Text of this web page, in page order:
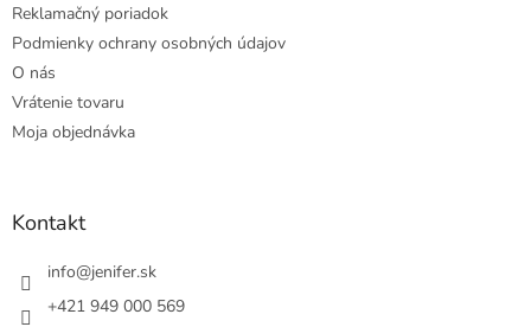
Reklamačný poriadok
Podmienky ochrany osobných údajov
O nás
Vrátenie tovaru
Moja objednávka
Kontakt
info@jenifer.sk
+421 949 000 569